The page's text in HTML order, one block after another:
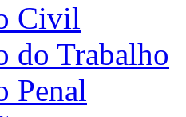
Civil
do Trabalho
Penal